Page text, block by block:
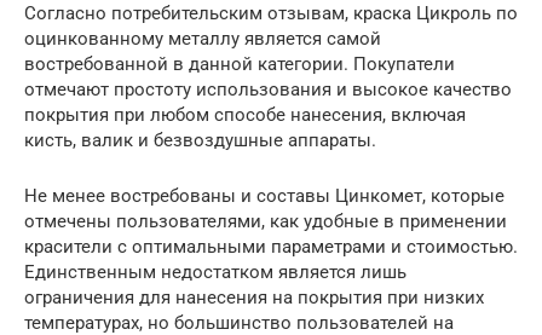
Согласно потребительским отзывам, краска Цикроль по
оцинкованному металлу является самой
востребованной в данной категории. Покупатели
отмечают простоту использования и высокое качество
покрытия при любом способе нанесения, включая
кисть, валик и безвоздушные аппараты.
Не менее востребованы и составы Цинкомет, которые
отмечены пользователями, как удобные в применении
красители с оптимальными параметрами и стоимостью.
Единственным недостатком является лишь
ограничения для нанесения на покрытия при низких
температурах, но большинство пользователей на